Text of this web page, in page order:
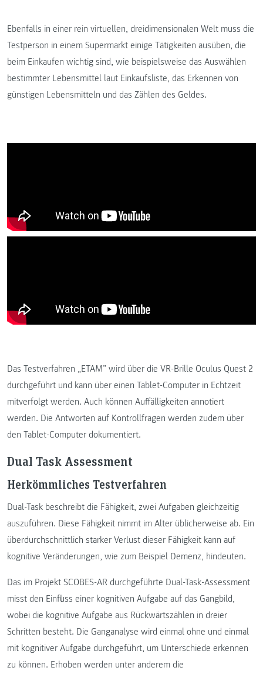
Ebenfalls in einer rein virtuellen, dreidimensionalen Welt muss die
Testperson in einem Supermarkt einige Tätigkeiten ausüben, die
beim Einkaufen wichtig sind, wie beispielsweise das Auswählen
bestimmter Lebensmittel laut Einkaufsliste, das Erkennen von
günstigen Lebensmitteln und das Zählen des Geldes.
Das Testverfahren „ETAM” wird über die VR-Brille Oculus Quest 2
durchgeführt und kann über einen Tablet-Computer in Echtzeit
mitverfolgt werden. Auch können Auffälligkeiten annotiert
werden. Die Antworten auf Kontrollfragen werden zudem über
den Tablet-Computer dokumentiert.
Dual Task Assessment
Herkömmliches Testverfahren
Dual-Task beschreibt die Fähigkeit, zwei Aufgaben gleichzeitig
auszuführen. Diese Fähigkeit nimmt im Alter üblicherweise ab. Ein
überdurchschnittlich starker Verlust dieser Fähigkeit kann auf
kognitive Veränderungen, wie zum Beispiel Demenz, hindeuten.
Das im Projekt SCOBES-AR durchgeführte Dual-Task-Assessment
misst den Einfluss einer kognitiven Aufgabe auf das Gangbild,
wobei die kognitive Aufgabe aus Rückwärtszählen in dreier
Schritten besteht. Die Ganganalyse wird einmal ohne und einmal
mit kognitiver Aufgabe durchgeführt, um Unterschiede erkennen
zu können. Erhoben werden unter anderem die